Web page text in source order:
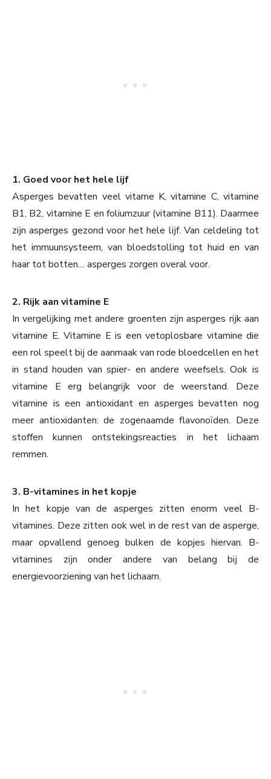
1. Goed voor het hele lijf
Asperges bevatten veel vitame K, vitamine C, vitamine
B1, B2, vitamine E en foliumzuur (vitamine B11). Daarmee
zijn asperges gezond voor het hele lijf. Van celdeling tot
het immuunsysteem, van bloedstolling tot huid en van
haar tot botten… asperges zorgen overal voor.
2. Rijk aan vitamine E
In vergelijking met andere groenten zijn asperges rijk aan
vitamine E. Vitamine E is een vetoplosbare vitamine die
een rol speelt bij de aanmaak van rode bloedcellen en het
in stand houden van spier- en andere weefsels. Ook is
vitamine E erg belangrijk voor de weerstand. Deze
vitamine is een antioxidant en asperges bevatten nog
meer antioxidanten: de zogenaamde flavonoïden. Deze
stoffen kunnen ontstekingsreacties in het lichaam
remmen.
3. B-vitamines in het kopje
In het kopje van de asperges zitten enorm veel B-
vitamines. Deze zitten ook wel in de rest van de asperge,
maar opvallend genoeg bulken de kopjes hiervan. B-
vitamines zijn onder andere van belang bij de
energievoorziening van het lichaam.